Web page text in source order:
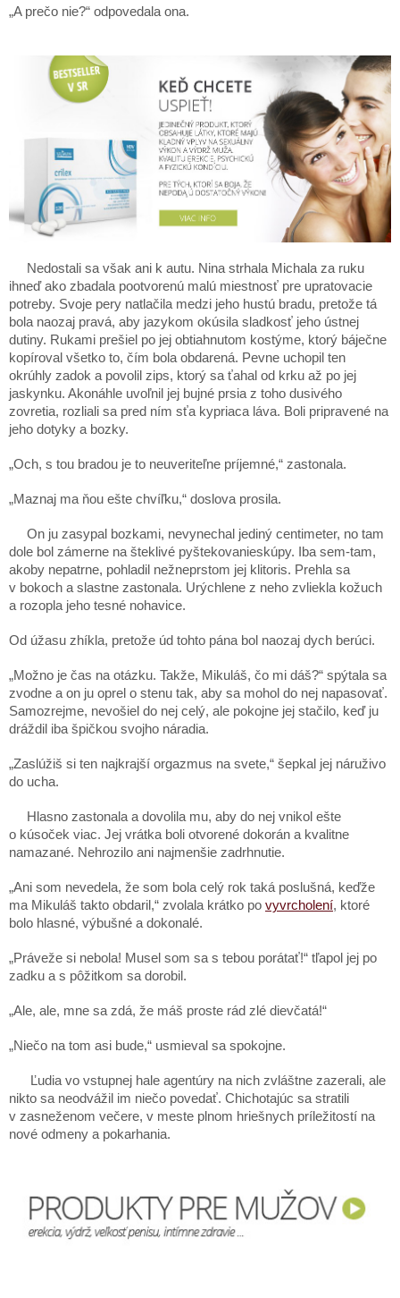
„A prečo nie?“ odpovedala ona.
Nedostali sa však ani k autu. Nina strhala Michala za ruku
ihneď ako zbadala pootvorenú malú miestnosť pre upratovacie
potreby. Svoje pery natlačila medzi jeho hustú bradu, pretože tá
bola naozaj pravá, aby jazykom okúsila sladkosť jeho ústnej
dutiny. Rukami prešiel po jej obtiahnutom kostýme, ktorý báječne
kopíroval všetko to, čím bola obdarená. Pevne uchopil ten
okrúhly zadok a povolil zips, ktorý sa ťahal od krku až po jej
jaskynku. Akonáhle uvoľnil jej bujné prsia z toho dusivého
zovretia, rozliali sa pred ním sťa kypriaca láva. Boli pripravené na
jeho dotyky a bozky.
„Och, s tou bradou je to neuveriteľne príjemné,“ zastonala.
„Maznaj ma ňou ešte chvíľku,“ doslova prosila.
On ju zasypal bozkami, nevynechal jediný centimeter, no tam
dole bol zámerne na šteklivé pyštekovanieskúpy. Iba sem-tam,
akoby nepatrne, pohladil nežneprstom jej klitoris. Prehla sa
v bokoch a slastne zastonala. Urýchlene z neho zvliekla kožuch
a rozopla jeho tesné nohavice.
Od úžasu zhíkla, pretože úd tohto pána bol naozaj dych berúci.
„Možno je čas na otázku. Takže, Mikuláš, čo mi dáš?“ spýtala sa
zvodne a on ju oprel o stenu tak, aby sa mohol do nej napasovať.
Samozrejme, nevošiel do nej celý, ale pokojne jej stačilo, keď ju
dráždil iba špičkou svojho náradia.
„Zaslúžiš si ten najkrajší orgazmus na svete,“ šepkal jej náruživo
do ucha.
Hlasno zastonala a dovolila mu, aby do nej vnikol ešte
o kúsoček viac. Jej vrátka boli otvorené dokorán a kvalitne
namazané. Nehrozilo ani najmenšie zadrhnutie.
„Ani som nevedela, že som bola celý rok taká poslušná, keďže
ma Mikuláš takto obdaril,“ zvolala krátko po vyvrcholení, ktoré
bolo hlasné, výbušné a dokonalé.
„Práveže si nebola! Musel som sa s tebou porátať!“ tľapol jej po
zadku a s pôžitkom sa dorobil.
„Ale, ale, mne sa zdá, že máš proste rád zlé dievčatá!“
„Niečo na tom asi bude,“ usmieval sa spokojne.
Ľudia vo vstupnej hale agentúry na nich zvláštne zazerali, ale
nikto sa neodvážil im niečo povedať. Chichotajúc sa stratili
v zasneženom večere, v meste plnom hriešnych príležitostí na
nové odmeny a pokarhania.